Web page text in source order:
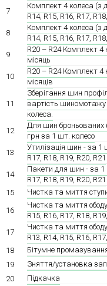
7
Комплект 4 колеса (з
R14, R15, R16, R17,
8
Комплект 4 колеса (з
R14, R15, R16, R17,
9
R20 – R24 Комплект 4
місяць
10
R20 – R24 Комплект 4
місяців
11
Зберігання шин
вартість шиномотажу
колеса.
12
Для шин броньованих
грн за 1 шт. колесо
13
Утилізація шин - за 1
R17, R18, R19, R20, R21
14
Пакети для шин - за 1
R17, R18, R19, R20, R21
15
Чистка та миття
16
Чистка та миття
R15, R16, R17, R18,
17
Чистка та миття
R13, R14, R15, R16,
18
Бітумне
19
Зняття/установка
20
Підкачка